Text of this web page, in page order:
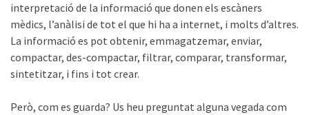
interpretació de la informació que donen els escàners
mèdics, l’anàlisi de tot el que hi ha a internet, i molts d’altres.
La informació es pot obtenir, emmagatzemar, enviar,
compactar, des-compactar, filtrar, comparar, transformar,
sintetitzar, i fins i tot crear.
Però, com es guarda? Us heu preguntat alguna vegada com